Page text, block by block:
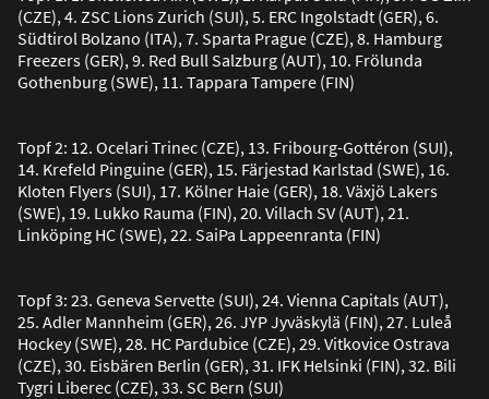
(CZE), 4. ZSC Lions Zurich (SUI), 5. ERC Ingolstadt (GER), 6.
Südtirol Bolzano (ITA), 7. Sparta Prague (CZE), 8. Hamburg
Freezers (GER), 9. Red Bull Salzburg (AUT), 10. Frölunda
Gothenburg (SWE), 11. Tappara Tampere (FIN)
Topf 2: 12. Ocelari Trinec (CZE), 13. Fribourg-Gottéron (SUI),
14. Krefeld Pinguine (GER), 15. Färjestad Karlstad (SWE), 16.
Kloten Flyers (SUI), 17. Kölner Haie (GER), 18. Växjö Lakers
(SWE), 19. Lukko Rauma (FIN), 20. Villach SV (AUT), 21.
Linköping HC (SWE), 22. SaiPa Lappeenranta (FIN)
Topf 3: 23. Geneva Servette (SUI), 24. Vienna Capitals (AUT),
25. Adler Mannheim (GER), 26. JYP Jyväskylä (FIN), 27. Luleå
Hockey (SWE), 28. HC Pardubice (CZE), 29. Vitkovice Ostrava
(CZE), 30. Eisbären Berlin (GER), 31. IFK Helsinki (FIN), 32. Bili
Tygri Liberec (CZE), 33. SC Bern (SUI)